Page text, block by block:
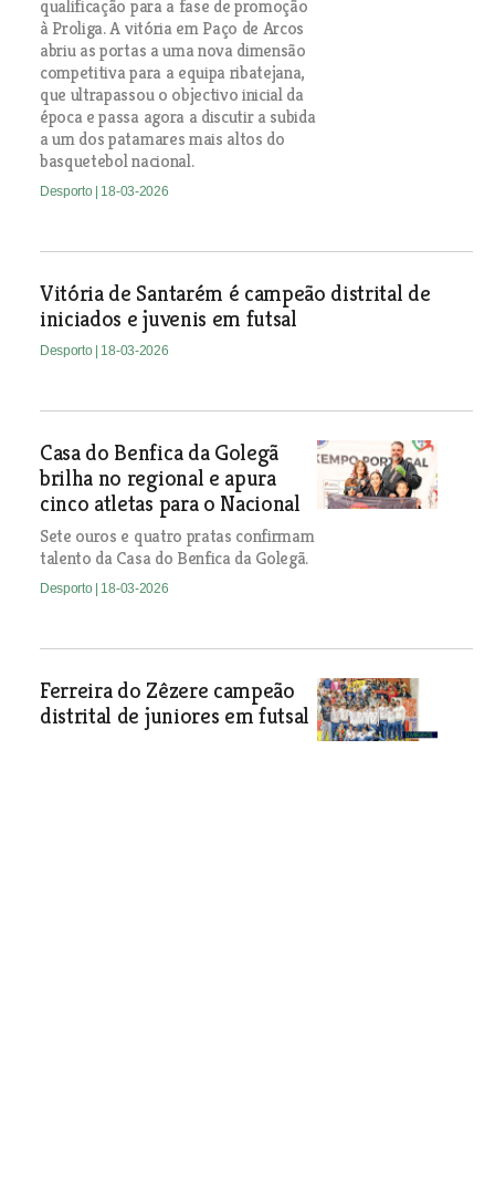
qualificação para a fase de promoção
à Proliga. A vitória em Paço de Arcos
abriu as portas a uma nova dimensão
competitiva para a equipa ribatejana,
que ultrapassou o objectivo inicial da
época e passa agora a discutir a subida
a um dos patamares mais altos do
basquetebol nacional.
Desporto | 18-03-2026
Vitória de Santarém é campeão distrital de
iniciados e juvenis em futsal
Desporto | 18-03-2026
Casa do Benfica da Golegã
brilha no regional e apura
cinco atletas para o Nacional
Sete ouros e quatro pratas confirmam
talento da Casa do Benfica da Golegã.
Desporto | 18-03-2026
Ferreira do Zêzere campeão
distrital de juniores em futsal